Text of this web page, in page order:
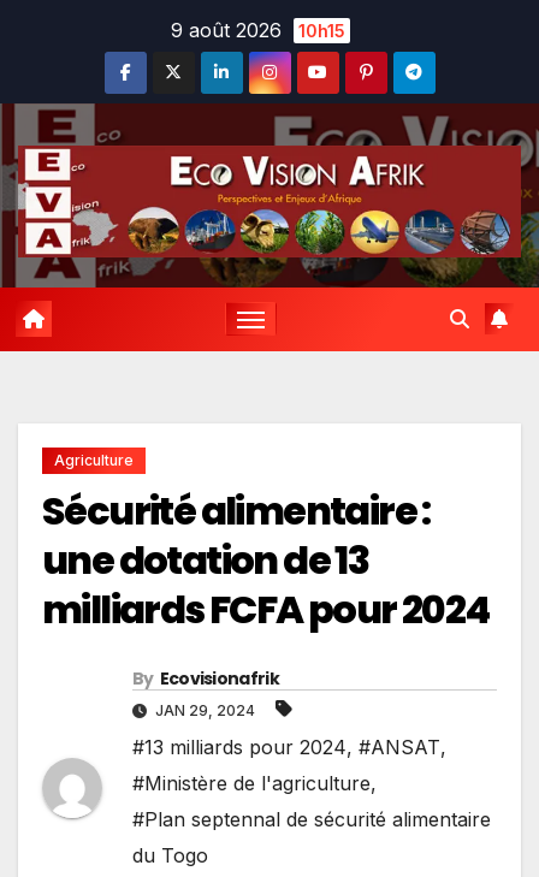
9 août 2026 10h15
Agriculture
Sécurité alimentaire :
une dotation de 13
milliards FCFA pour 2024
By Ecovisionafrik
JAN 29, 2024
#13 milliards pour 2024, #ANSAT,
#Ministère de l'agriculture,
#Plan septennal de sécurité alimentaire
du Togo